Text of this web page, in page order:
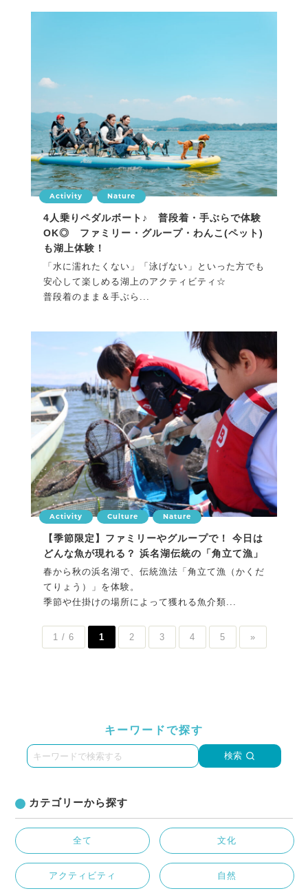
Activity Nature
4人乗りペダルボート♪ 普段着・手ぶらで体験
OK◎ ファミリー・グループ・わんこ(ペット)
も湖上体験！
「水に濡れたくない」「泳げない」といった方でも
安心して楽しめる湖上のアクティビティ☆
普段着のまま＆手ぶら...
Activity Culture Nature
【季節限定】ファミリーやグループで！ 今日は
どんな魚が現れる？ 浜名湖伝統の「角立て漁」
春から秋の浜名湖で、伝統漁法「角立て漁（かくだ
てりょう）」を体験。
季節や仕掛けの場所によって獲れる魚介類...
1 / 6 1 2 3 4 5 »
キーワードで探す
検索
カテゴリーから探す
全て 文化
アクティビティ 自然